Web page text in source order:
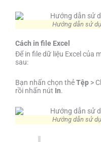
Hướng dẫn sử
Cách in file Excel
Để in file dữ liệu Excel của
sau:
Bạn nhấn chọn thẻTệp >
rồi nhấn nút In.
Hướng dẫn sử